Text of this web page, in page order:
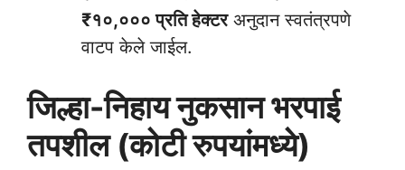
₹१०,००० प्रति हेक्टरअनुदान स्वतंत्रपणे
वाटप केले जाईल.
जिल्हा-निहाय नुकसान भरपाई
तपशील (कोटी रुपयांमध्ये)